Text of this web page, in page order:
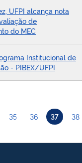
UFPI alcança nota
de
do MEC
Institucional de
- PIBEX/UFPI
35 36 37 38